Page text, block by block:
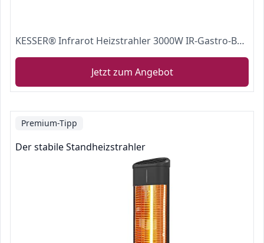
KESSER® Infrarot Heizstrahler 3000W IR-Gastro-Bar Terrassenstrahler inkl. Schutzhülle Infrarotstrahler Quarzstrahler Black
Jetzt zum Angebot
Premium-Tipp
Der stabile Standheizstrahler